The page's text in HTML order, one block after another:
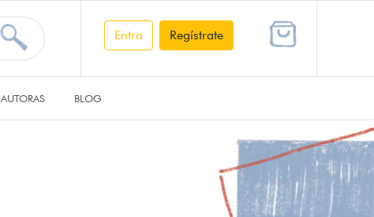
Entra Regístrate
AUTORAS BLOG